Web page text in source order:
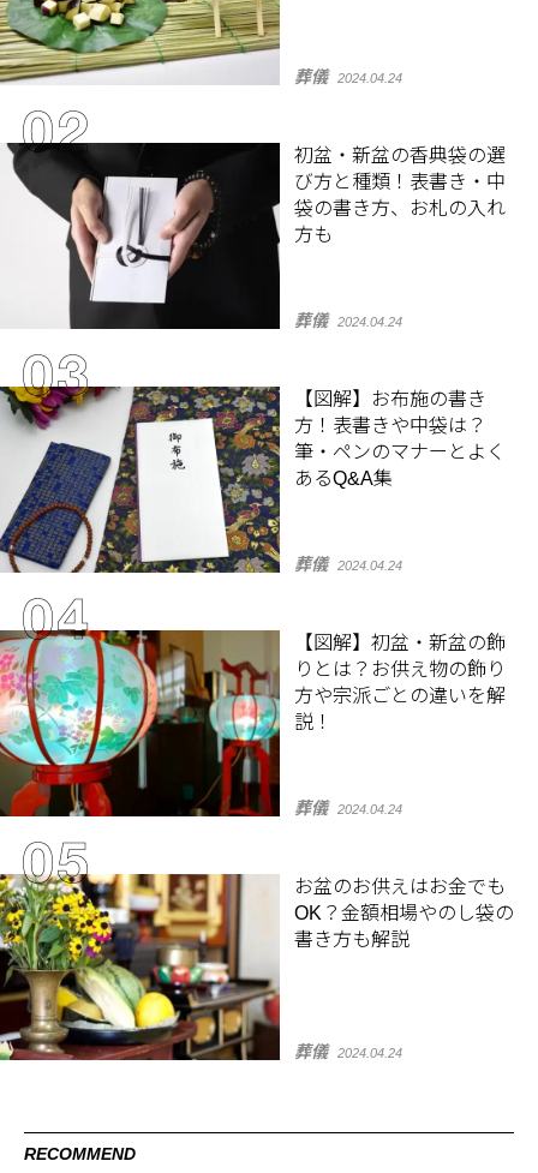
葬儀 2024.04.24
初盆・新盆の香典袋の選
び方と種類！表書き・中
袋の書き方、お札の入れ
方も
葬儀 2024.04.24
【図解】お布施の書き
方！表書きや中袋は？
筆・ペンのマナーとよく
あるQ&A集
葬儀 2024.04.24
【図解】初盆・新盆の飾
りとは？お供え物の飾り
方や宗派ごとの違いを解
説！
葬儀 2024.04.24
お盆のお供えはお金でも
OK？金額相場やのし袋の
書き方も解説
葬儀 2024.04.24
RECOMMEND